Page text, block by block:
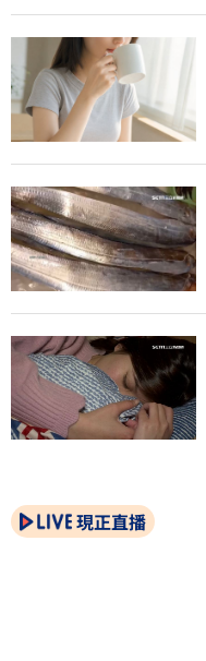
現正直播